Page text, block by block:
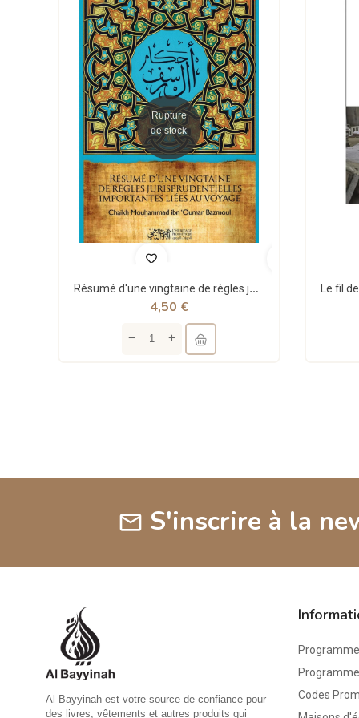
Rupture
de stock
Résumé d'une vingtaine de règles jurisprudentielles liées au voyage - Bazmoul - Héritage...
4,50 €
mail S'inscrire à la
Al Bayyinah est votre source de confiance pour
des livres, vêtements et autres produits qui
Codes